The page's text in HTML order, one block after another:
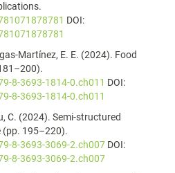
DOI:
Martínez, E. E. (2024). Food
8-3693-1814-0.ch011 DOI:
8-3693-1814-0.ch011
C. (2024). Semi-structured
(pp. 195–220).
8-3693-3069-2.ch007 DOI:
8-3693-3069-2.ch007